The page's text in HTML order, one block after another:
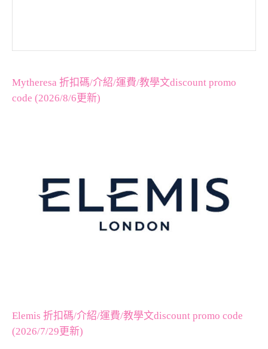
Mytheresa 折扣碼/介紹/運費/教學文discount promo
code (2026/8/6更新)
Elemis 折扣碼/介紹/運費/教學文discount promo code
(2026/7/29更新)